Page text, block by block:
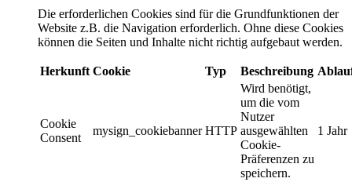
Die erforderlichen Cookies sind für die Grundfunktionen der
Website z.B. die Navigation erforderlich. Ohne diese Cookies
können die Seiten und Inhalte nicht richtig aufgebaut werden.
Herkunft Cookie Typ Beschreibung
Cookie
Consent
mysign_cookiebanner HTTP
Wird benötigt,
um die vom
Nutzer
ausgewählten
Cookie-
Präferenzen zu
speichern.
1 Jahr